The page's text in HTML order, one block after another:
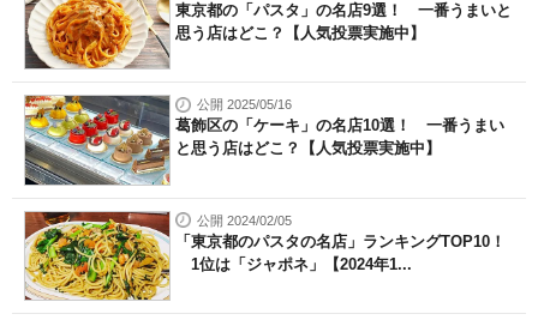
東京都の「パスタ」の名店9選！ 一番うまいと
思う店はどこ？【人気投票実施中】
公開 2025/05/16
葛飾区の「ケーキ」の名店10選！ 一番うまい
と思う店はどこ？【人気投票実施中】
公開 2024/02/05
「東京都のパスタの名店」ランキングTOP10！
1位は「ジャポネ」【2024年1...